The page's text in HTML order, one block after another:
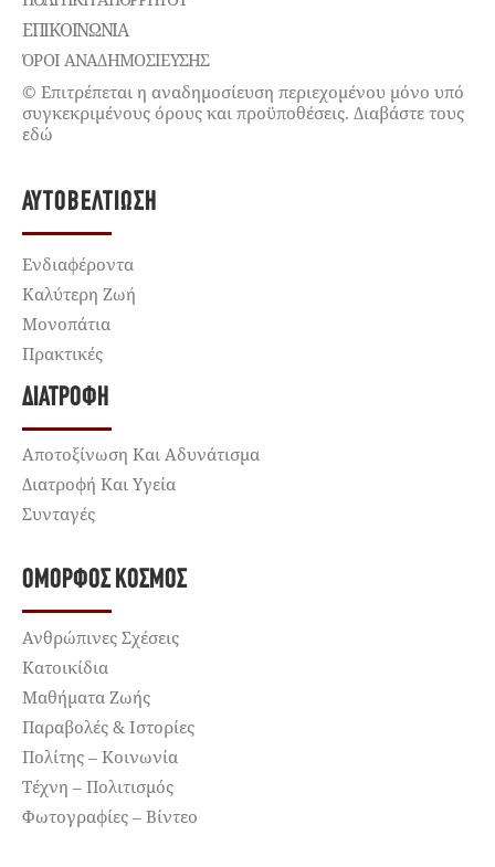
ΕΠΙΚΟΙΝΩΝΊΑ
ΌΡΟΙ ΑΝΑΔΗΜΟΣΙΕΥΣΗΣ
© Επιτρέπεται η αναδημοσίευση περιεχομένου μόνο υπό
συγκεκριμένους όρους και προϋποθέσεις. Διαβάστε τους
εδώ
ΑΥΤΟΒΕΛΤΊΩΣΗ
Ενδιαφέροντα
Καλύτερη Ζωή
Μονοπάτια
Πρακτικές
ΔΙΑΤΡΟΦΉ
Αποτοξίνωση Και Αδυνάτισμα
Διατροφή Και Υγεία
Συνταγές
ΌΜΟΡΦΟΣ ΚΌΣΜΟΣ
Ανθρώπινες Σχέσεις
Κατοικίδια
Μαθήματα Ζωής
Παραβολές & Ιστορίες
Πολίτης – Κοινωνία
Τέχνη – Πολιτισμός
Φωτογραφίες – Βίντεο